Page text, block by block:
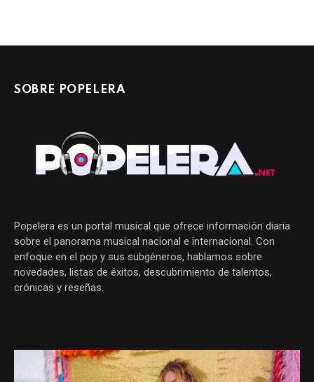
SOBRE POPELERA
Popelera es un portal musical que ofrece información diaria
sobre el panorama musical nacional e internacional. Con
enfoque en el pop y sus subgéneros, hablamos sobre
novedades, listas de éxitos, descubrimiento de talentos,
crónicas y reseñas.